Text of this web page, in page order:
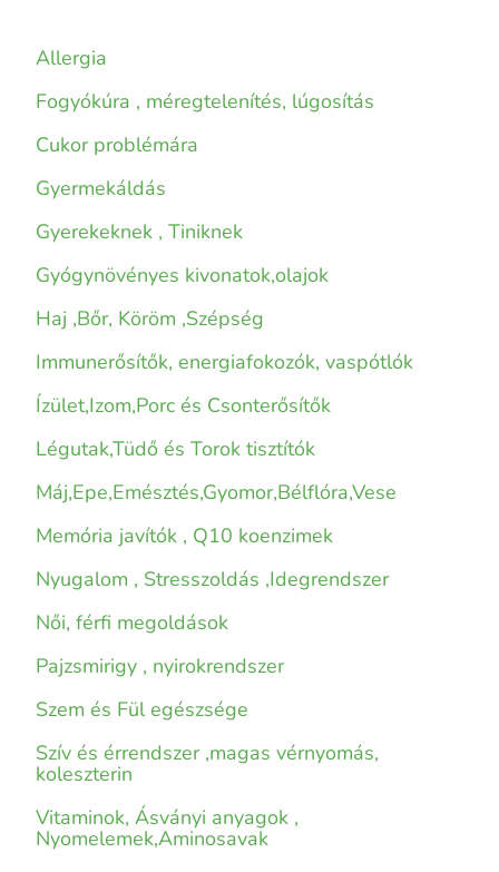
Allergia
Fogyókúra , méregtelenítés, lúgosítás
Cukor problémára
Gyermekáldás
Gyerekeknek , Tiniknek
Gyógynövényes kivonatok,olajok
Haj ,Bőr, Köröm ,Szépség
Immunerősítők, energiafokozók, vaspótlók
Ízület,Izom,Porc és Csonterősítők
Légutak,Tüdő és Torok tisztítók
Máj,Epe,Emésztés,Gyomor,Bélflóra,Vese
Memória javítók , Q10 koenzimek
Nyugalom , Stresszoldás ,Idegrendszer
Női, férfi megoldások
Pajzsmirigy , nyirokrendszer
Szem és Fül egészsége
Szív és érrendszer ,magas vérnyomás,
koleszterin
Vitaminok, Ásványi anyagok ,
Nyomelemek,Aminosavak